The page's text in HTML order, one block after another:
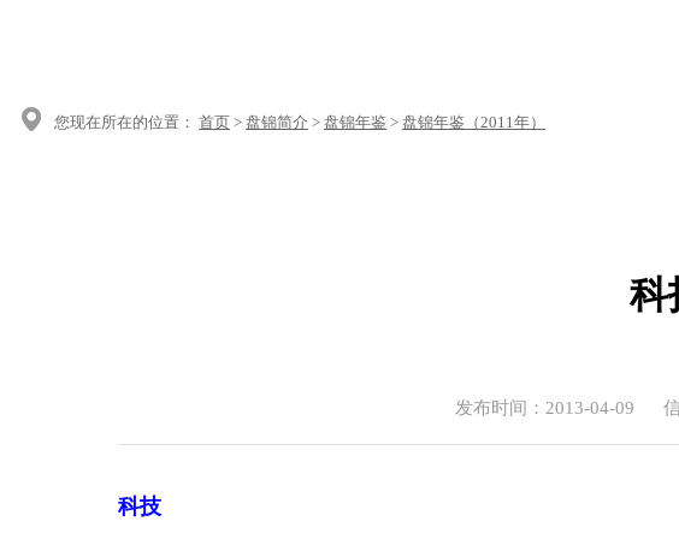
您现在所在的位置： 首页 > 盘锦简介 > 盘锦年鉴 > 盘锦年鉴（2011年）
科
发布时间：2013-04-09
科技